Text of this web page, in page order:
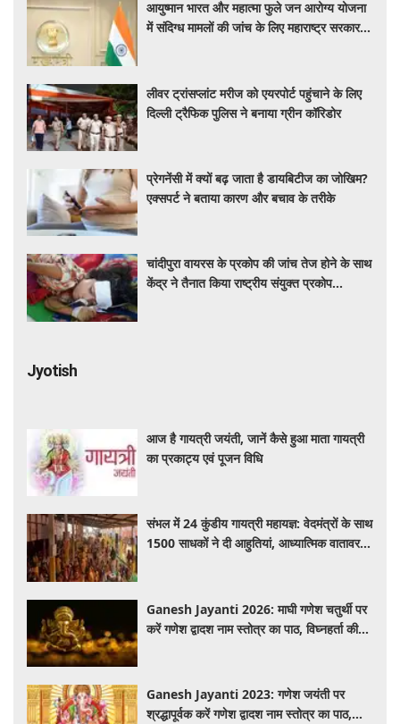
आयुष्मान भारत और महात्मा फुले जन आरोग्य योजना
में संदिग्ध मामलों की जांच के लिए महाराष्ट्र सरकार ने
लीवर ट्रांसप्लांट मरीज को एयरपोर्ट पहुंचाने के लिए
दिल्ली ट्रैफिक पुलिस ने बनाया ग्रीन कॉरिडोर
प्रेगनेंसी में क्यों बढ़ जाता है डायबिटीज का जोखिम?
एक्सपर्ट ने बताया कारण और बचाव के तरीके
चांदीपुरा वायरस के प्रकोप की जांच तेज होने के साथ
केंद्र ने तैनात किया राष्ट्रीय संयुक्त प्रकोप
Jyotish
आज है गायत्री जयंती, जानें कैसे हुआ माता गायत्री
का प्रकाट्य एवं पूजन विधि
संभल में 24 कुंडीय गायत्री महायज्ञ: वेदमंत्रों के साथ
1500 साधकों ने दी आहुतियां, आध्यात्मिक वातावरण
Ganesh Jayanti 2026: माघी गणेश चतुर्थी पर
करें गणेश द्वादश नाम स्तोत्र का पाठ, विघ्नहर्ता की
Ganesh Jayanti 2023: गणेश जयंती पर
श्रद्धापूर्वक करें गणेश द्वादश नाम स्तोत्र का पाठ,